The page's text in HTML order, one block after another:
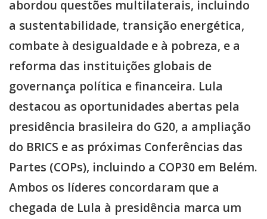
abordou questões multilaterais, incluindo
a sustentabilidade, transição energética,
combate à desigualdade e à pobreza, e a
reforma das instituições globais de
governança política e financeira. Lula
destacou as oportunidades abertas pela
presidência brasileira do G20, a ampliação
do BRICS e as próximas Conferências das
Partes (COPs), incluindo a COP30 em Belém.
Ambos os líderes concordaram que a
chegada de Lula à presidência marca um